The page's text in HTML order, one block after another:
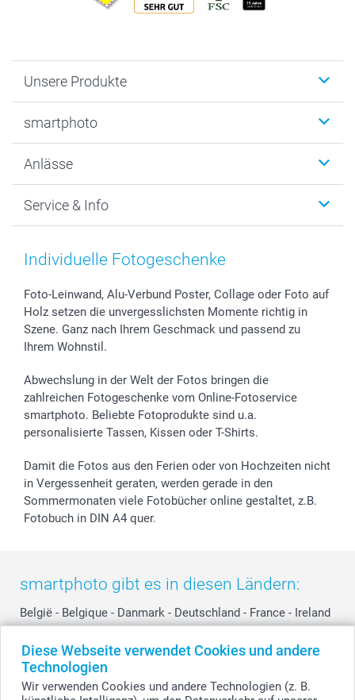
Diese Webseite verwendet Cookies und andere
Technologien
Wir verwenden Cookies und andere Technologien (z. B.
Unsere Produkte
Fotogeschenke
MyNameBook
Fotoabzüge, Fotos als Buch & Poster
Zubehör & Material
Sticker & Etiketten
Geschenk-Gutscheine (PDF)
smartphoto
Warum smartphoto
Datenschutz
AGB
Presse
Partnerprogramme
Investor Relations
Widerrufsrecht
Anlässe
Neujahr
Muttertag
Kommunion & Konfirmation
Hochzeit
Geburtstag
Zu allen Anlässen
Service & Info
Preise und Versandkosten
48h Lieferung
Zahlungsmöglichkeiten
Anmelden /Registrieren
Status der Bestellung
smartfriends
smartgarantie
smartbonus
Individuelle Fotogeschenke
Foto-Leinwand, Alu-Verbund Poster, Collage oder Foto auf
Holz setzen die unvergesslichsten Momente richtig in
Szene. Ganz nach Ihrem Geschmack und passend zu
Ihrem Wohnstil.
Abwechslung in der Welt der Fotos bringen die
zahlreichen Fotogeschenke vom Online-Fotoservice
smartphoto. Beliebte Fotoprodukte sind u.a.
personalisierte Tassen, Kissen oder T-Shirts.
Damit die Fotos aus den Ferien oder von Hochzeiten nicht
in Vergessenheit geraten, werden gerade in den
Sommermonaten viele Fotobücher online gestaltet, z.B.
Fotobuch in DIN A4 quer.
smartphoto gibt es in diesen Ländern:
België - Belgique - Danmark - Deutschland - France - Ireland
Switzerland - Suomi - Sverige - United Kingdom -
Other Countries